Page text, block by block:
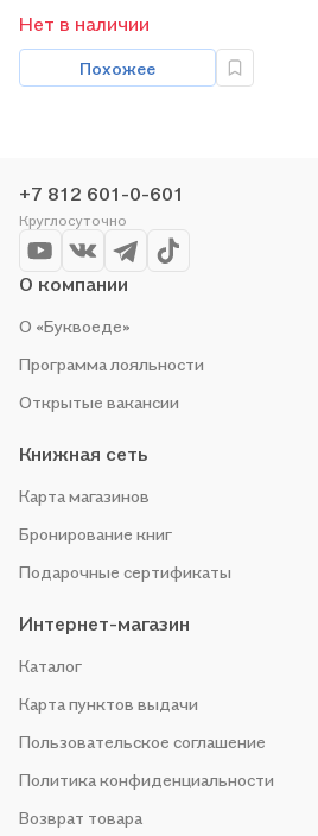
Нет в наличии
Похожее
+7 812 601-0-601
Круглосуточно
О компании
О «Буквоеде»
Программа лояльности
Открытые вакансии
Книжная сеть
Карта магазинов
Бронирование книг
Подарочные сертификаты
Интернет-магазин
Каталог
Карта пунктов выдачи
Пользовательское соглашение
Политика конфиденциальности
Возврат товара